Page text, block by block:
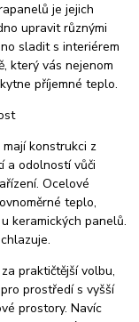
je jejich
upravit různými
sladit s interiérem
který vás nejenom
příjemné teplo.
konstrukci z
a odolností vůči
Ocelové
teplo,
keramických panelů.
praktičtější volbu,
prostředí s vyšší
prostory. Navíc